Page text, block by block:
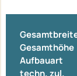
Gesamthöhe
Aufbauart
techn. zul.